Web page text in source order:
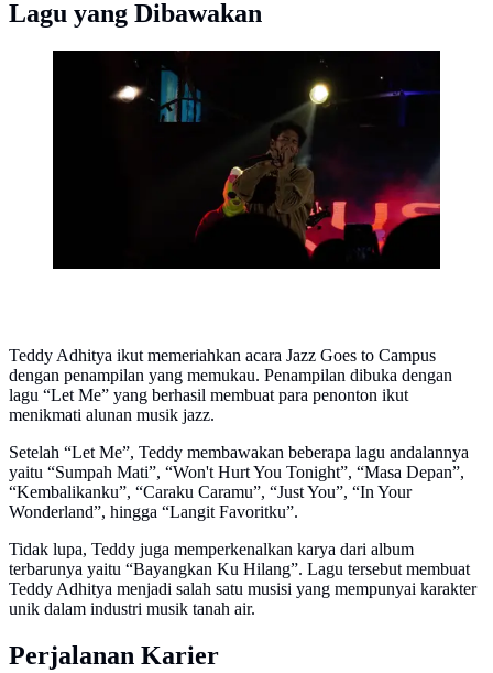
Lagu yang Dibawakan
Penampilan Teddy Adhitya di acara The 48th Jazz
Goes to Campus. (Foto: dok. The 48th Jazz Goes to
Campus)
Teddy Adhitya ikut memeriahkan acara Jazz Goes to Campus
dengan penampilan yang memukau. Penampilan dibuka dengan
lagu “Let Me” yang berhasil membuat para penonton ikut
menikmati alunan musik jazz.
Setelah “Let Me”, Teddy membawakan beberapa lagu andalannya
yaitu “Sumpah Mati”, “Won't Hurt You Tonight”, “Masa Depan”,
“Kembalikanku”, “Caraku Caramu”, “Just You”, “In Your
Wonderland”, hingga “Langit Favoritku”.
Tidak lupa, Teddy juga memperkenalkan karya dari album
terbarunya yaitu “Bayangkan Ku Hilang”. Lagu tersebut membuat
Teddy Adhitya menjadi salah satu musisi yang mempunyai karakter
unik dalam industri musik tanah air.
Perjalanan Karier